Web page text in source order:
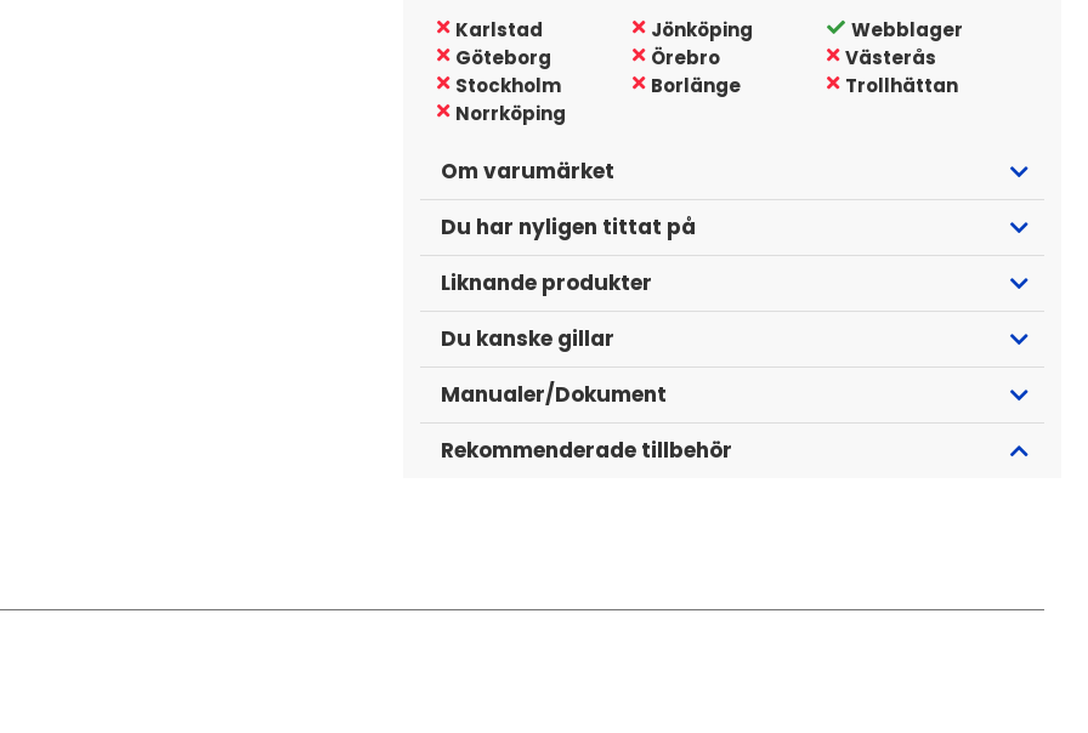
Karlstad Jönköping
Webblager
Göteborg
Örebro
Västerås
Stockholm
Borlänge
Trollhättan
Norrköping
Om varumärket
Du har nyligen tittat på
Liknande produkter
Du kanske gillar
Manualer/Dokument
Rekommenderade tillbehör